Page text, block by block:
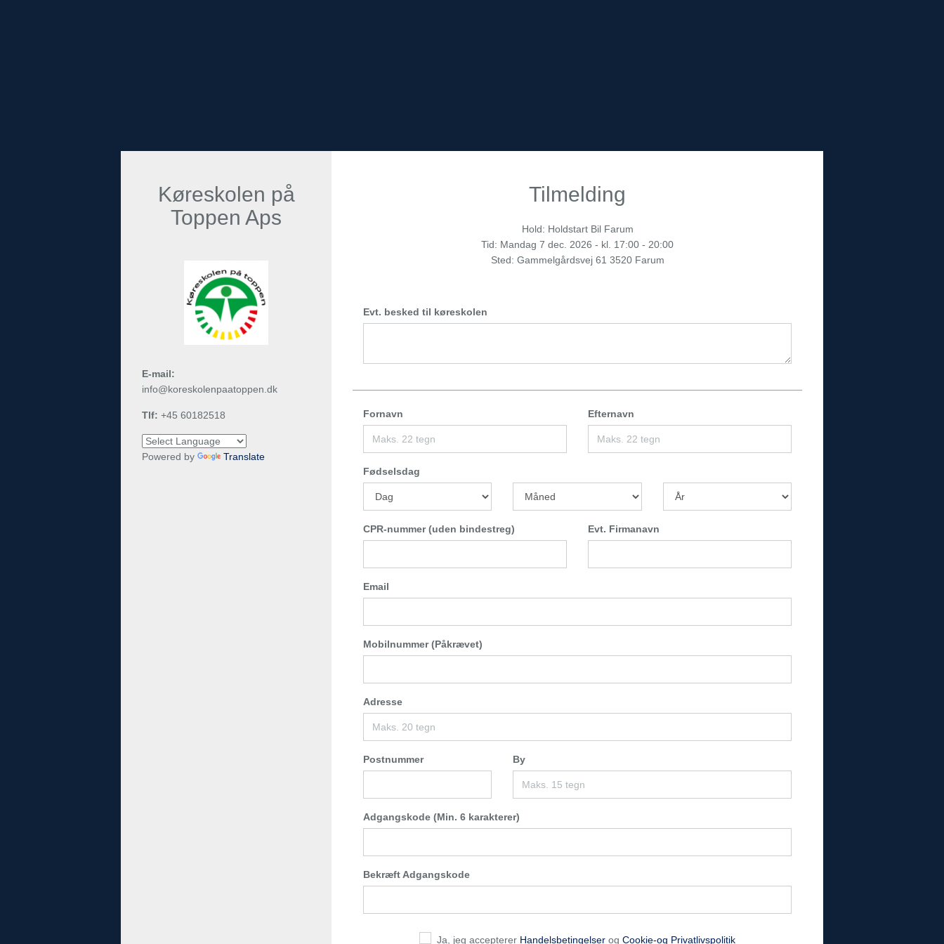
Køreskolen på
Toppen Aps
E-mail:
info@koreskolenpaatoppen.dk
Tlf: +45 60182518
Powered by Translate
Tilmelding
Hold: Holdstart Bil Farum
Tid: Mandag 7 dec. 2026 - kl. 17:00 - 20:00
Sted: Gammelgårdsvej 61 3520 Farum
Evt. besked til køreskolen
Fornavn Efternavn
Fødselsdag
CPR-nummer (uden bindestreg) Evt. Firmanavn
Email
Mobilnummer (Påkrævet)
Adresse
Postnummer By
Adgangskode (Min. 6 karakterer)
Bekræft Adgangskode
Ja, jeg accepterer Handelsbetingelser og Cookie-og Privatlivspolitik